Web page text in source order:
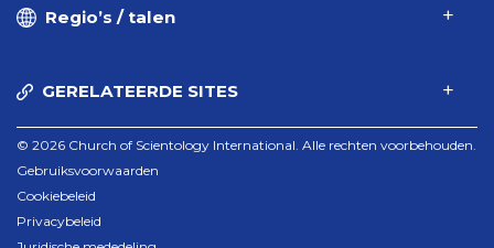
Regio’s / talen
GERELATEERDE SITES
© 2026 Church of Scientology International. Alle rechten voorbehouden.
Gebruiksvoorwaarden
Cookiebeleid
Privacybeleid